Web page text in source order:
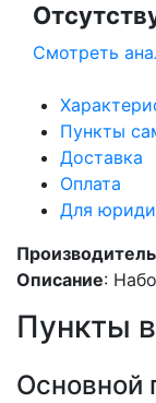
Смотреть
Пункты
Доставка
Оплата
Для
Производитель
Описание:
Пункты
Основной